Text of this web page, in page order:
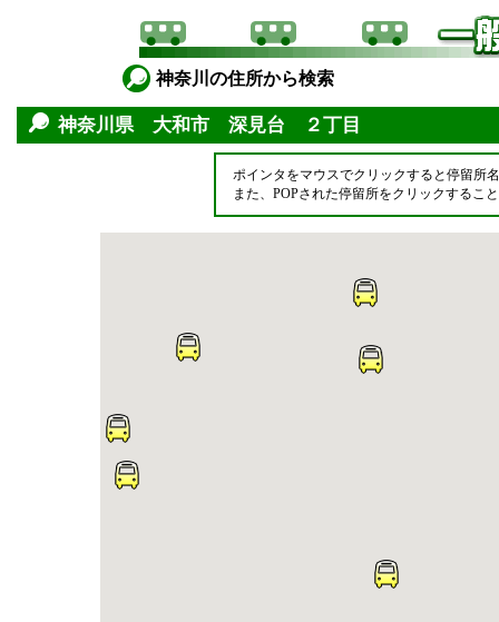
神奈川の住所から検索
神奈川県 大和市 深見台 ２丁目
ポインタをマウスでクリックすると停留所
また、POPされた停留所をクリックするこ